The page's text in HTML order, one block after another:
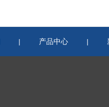
| 产品中心 |